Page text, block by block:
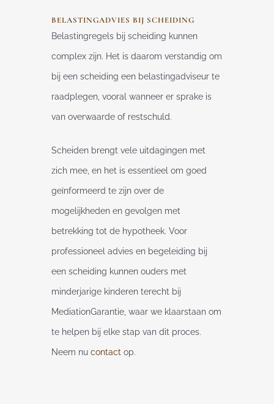
BELASTINGADVIES BIJ SCHEIDING
Belastingregels bij scheiding kunnen
complex zijn. Het is daarom verstandig om
bij een scheiding een belastingadviseur te
raadplegen, vooral wanneer er sprake is
van overwaarde of restschuld.
Scheiden brengt vele uitdagingen met
zich mee, en het is essentieel om goed
geïnformeerd te zijn over de
mogelijkheden en gevolgen met
betrekking tot de hypotheek. Voor
professioneel advies en begeleiding bij
een scheiding kunnen ouders met
minderjarige kinderen terecht bij
MediationGarantie, waar we klaarstaan om
te helpen bij elke stap van dit proces.
Neem nu contact op.